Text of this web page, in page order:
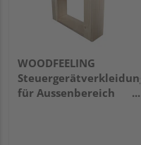
WOODFEELING
Steuergerätverkleidung
für Aussenbereich